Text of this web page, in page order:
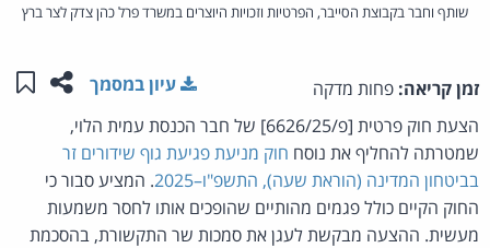
שותף וחבר בקבוצת הסייבר, הפרטיות וזכויות היוצרים במשרד פרל כהן צדק לצר ברץ
זמן קריאה: פחות מדקה שתפו
עיון במסמך
הצעת חוק פרטית [פ/6626/25] של חבר הכנסת עמית הלוי,
שמטרתה להחליף את נוסח חוק מניעת פגיעת גוף שידורים זר
בביטחון המדינה (הוראת שעה), התשפ"ו–2025
. המציע סבור כי
החוק הקיים כולל פגמים מהותיים שהופכים אותו לחסר משמעות
מעשית. ההצעה מבקשת לעגן את סמכות שר התקשורת, בהסכמת